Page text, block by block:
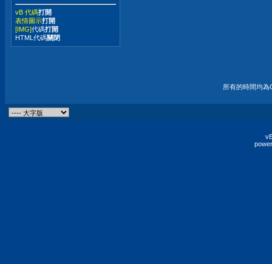
vB 代碼打開
表情圖示打開
[IMG]代碼打開
HTML代碼關閉
所有的時間均為